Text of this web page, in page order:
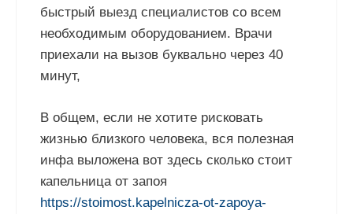
быстрый выезд специалистов со всем
необходимым оборудованием. Врачи
приехали на вызов буквально через 40
минут,
В общем, если не хотите рисковать
жизнью близкого человека, вся полезная
инфа выложена вот здесь сколько стоит
капельница от запоя
https://stoimost.kapelnicza-ot-zapoya-